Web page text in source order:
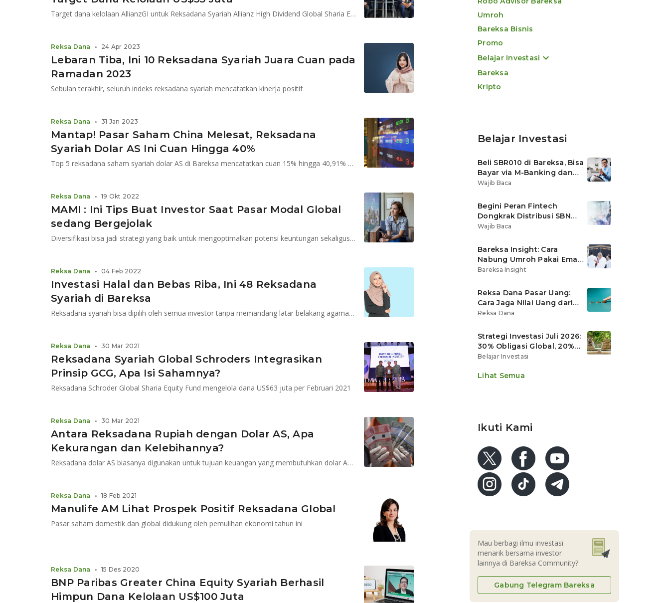
Target dana kelolaan AllianzGI untuk Reksadana Syariah Allianz High Dividend Global Sharia Equity Dollar US$35 juta di tahun pertamanya
Lebaran Tiba, Ini 10 Reksadana Syariah Juara Cuan pada
Ramadan 2023
Sebulan terakhir, seluruh indeks reksadana syariah mencatatkan kinerja positif
Reksa Dana • 24 Apr 2023
Mantap! Pasar Saham China Melesat, Reksadana
Syariah Dolar AS Ini Cuan Hingga 40%
Top 5 reksadana saham syariah dolar AS di Bareksa mencatatkan cuan 15% hingga 40,91% dalam 3 bulan terakhir
Reksa Dana • 31 Jan 2023
MAMI : Ini Tips Buat Investor Saat Pasar Modal Global
sedang Bergejolak
Diversifikasi bisa jadi strategi yang baik untuk mengoptimalkan potensi keuntungan sekaligus meminimalisir risiko
Reksa Dana • 19 Okt 2022
Investasi Halal dan Bebas Riba, Ini 48 Reksadana
Syariah di Bareksa
Reksadana syariah bisa dipilih oleh semua investor tanpa memandang latar belakang agama tertentu
Reksa Dana • 04 Feb 2022
Reksadana Syariah Global Schroders Integrasikan
Prinsip GCG, Apa Isi Sahamnya?
Reksadana Schroder Global Sharia Equity Fund mengelola dana US$63 juta per Februari 2021
Reksa Dana • 30 Mar 2021
Antara Reksadana Rupiah dengan Dolar AS, Apa
Kekurangan dan Kelebihannya?
Reksadana dolar AS biasanya digunakan untuk tujuan keuangan yang membutuhkan dolar AS seperti biaya pendidikan anak di luar negeri
Reksa Dana • 30 Mar 2021
Manulife AM Lihat Prospek Positif Reksadana Global
Pasar saham domestik dan global didukung oleh pemulihan ekonomi tahun ini
Reksa Dana • 18 Feb 2021
BNP Paribas Greater China Equity Syariah Berhasil
Himpun Dana Kelolaan US$100 Juta
Reksa Dana • 15 Des 2020
Umroh
Bareksa Bisnis
Promo
Belajar Investasi
Bareksa
Kripto
Belajar Investasi
Beli SBR010 di Bareksa, Bisa
Bayar via M-Banking dan
OVO di Tokopedia
Wajib Baca
Begini Peran Fintech
Dongkrak Distribusi SBN
Ritel
Wajib Baca
Bareksa Insight: Cara
Nabung Umroh Pakai Emas
Digital agar Nilainya
Bareksa Insight
Reksa Dana Pasar Uang:
Cara Jaga Nilai Uang dari
Gerusan Inflasi
Reksa Dana
Strategi Investasi Juli 2026:
30% Obligasi Global, 20%
Emas, Saham Ekspor Jadi
Belajar Investasi
Lihat Semua
Ikuti Kami
Mau berbagi ilmu investasi
menarik bersama investor
lainnya di Bareksa Community?
Gabung Telegram Bareksa